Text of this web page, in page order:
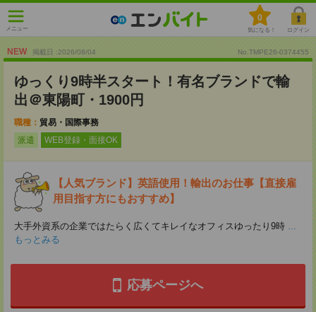
メニュー
0
気になる！ ログイン
NEW 掲載日 :2026/08/04 No.TMPE26-0374455
ゆっくり9時半スタート！有名ブランドで輸
出＠東陽町・1900円
職種： 貿易・国際事務
派遣
WEB登録・面接OK
【人気ブランド】英語使用！輸出のお仕事【直接雇
用目指す方にもおすすめ】
大手外資系の企業ではたらく広くてキレイなオフィスゆったり9時 ...
もっとみる
応募ページへ